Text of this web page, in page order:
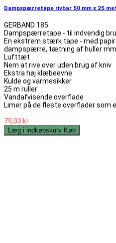
Dampspærretape rivbar 50 mm x 25
GERBAND 185
Dampspærretape - til indvendig
En ekstrem stærk tape - med
dampspærre, tætning af huller mm.
Lufttæt
Nem at rive over uden brug af kniv
Ekstra høj klæbeevne
Kulde og varmesikker
25 m ruller
Vandafvisende overflade
Limer på de fleste overflader som
79,00 kr.
Læg i indkøbskurv Køb